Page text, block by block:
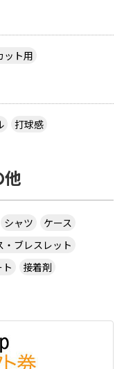
ット用
打球感
シャツ
ケース
・ブレスレット
接着剤